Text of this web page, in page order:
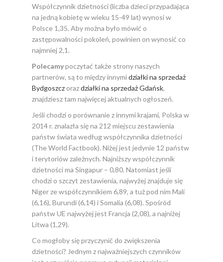
Współczynnik dzietności (liczba dzieci przypadająca
na jedną kobietę w wieku 15-49 lat) wynosi w
Polsce 1,35. Aby można było mówić o
zastępowalności pokoleń, powinien on wynosić co
najmniej 2,1.
Polecamypoczytać także strony naszych
partnerów, są to między innymidziałki na sprzedaż
Bydgoszcz orazdziałki na sprzedaż Gdańsk,
znajdziesz tam najwięcej aktualnych ogłoszeń.
Jeśli chodzi o porównanie z innymi krajami, Polska w
2014 r. znalazła się na 212 miejscu zestawienia
państw świata według współczynnika dzietności
(The World Factbook). Niżej jest jedynie 12 państw
i terytoriów zależnych. Najniższy współczynnik
dzietności ma Singapur – 0,80. Natomiast jeśli
chodzi o szczyt zestawienia, najwyżej znajduje się
Niger ze współczynnikiem 6,89, a tuż pod nim Mali
(6,16), Burundi (6,14) i Somalia (6,08). Spośród
państw UE najwyżej jest Francja (2,08), a najniżej
Litwa (1,29).
Co mogłoby się przyczynić do zwiększenia
dzietności? Jednym z najważniejszych czynników